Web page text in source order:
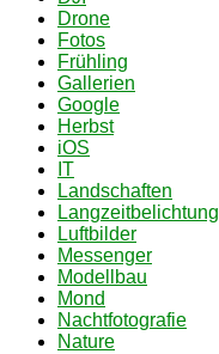
Drone
Fotos
Frühling
Gallerien
Google
Herbst
iOS
IT
Landschaften
Langzeitbelichtung
Luftbilder
Messenger
Modellbau
Mond
Nachtfotografie
Nature